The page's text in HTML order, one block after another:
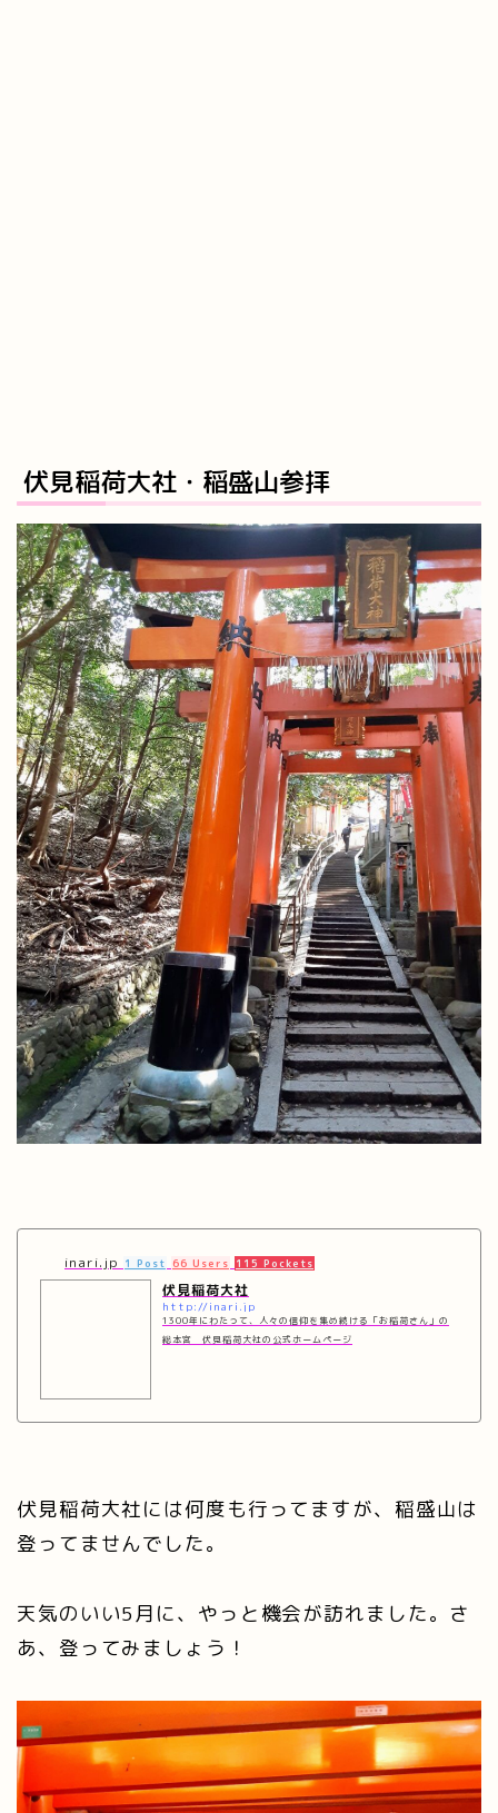
伏見稲荷大社・稲盛山参拝
inari.jp 1 Post 66 Users 115 Pockets
伏見稲荷大社
http://inari.jp
1300年にわたって、人々の信仰を集め続ける「お稲荷さん」の
総本宮 伏見稲荷大社の公式ホームページ
伏見稲荷大社には何度も行ってますが、稲盛山は
登ってませんでした。
天気のいい5月に、やっと機会が訪れました。さ
あ、登ってみましょう！